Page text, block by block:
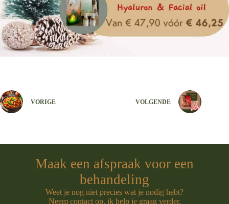
VORIGE VOLGENDE
Maak een afspraak voor een
behandeling
Weet je nog niet precies wat je nodig hebt?
Neem contact op, ik help je graag verder.